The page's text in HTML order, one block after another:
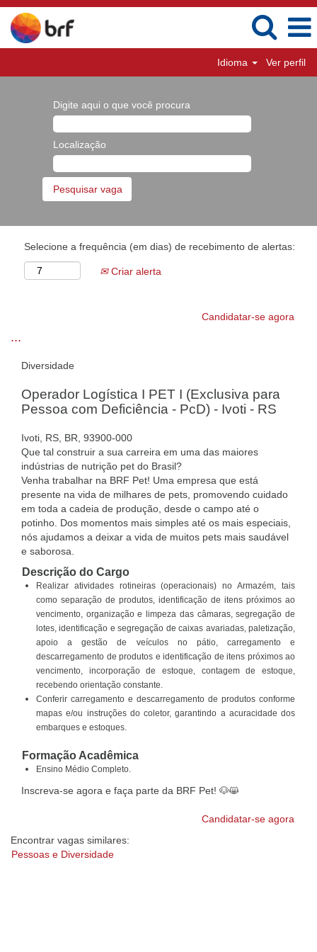
Idioma Ver perfil
Digite aqui o que você procura
Localização
Selecione a frequência (em dias) de recebimento de alertas:
Criar alerta
Candidatar-se agora
...
Diversidade
Operador Logística I PET I (Exclusiva para
Pessoa com Deficiência - PcD) - Ivoti - RS
Ivoti, RS, BR, 93900-000
Que tal construir a sua carreira em uma das maiores
indústrias de nutrição pet do Brasil?
Venha trabalhar na BRF Pet! Uma empresa que está
presente na vida de milhares de pets, promovendo cuidado
em toda a cadeia de produção, desde o campo até o
potinho. Dos momentos mais simples até os mais especiais,
nós ajudamos a deixar a vida de muitos pets mais saudável
e saborosa.
Descrição do Cargo
Realizar atividades rotineiras (operacionais) no Armazém, tais
como separação de produtos, identificação de itens próximos ao
vencimento, organização e limpeza das câmaras, segregação de
lotes, identificação e segregação de caixas avariadas, paletização,
apoio a gestão de veículos no pátio, carregamento e
descarregamento de produtos e identificação de itens próximos ao
vencimento, incorporação de estoque, contagem de estoque,
recebendo orientação constante.
Conferir carregamento e descarregamento de produtos conforme
mapas e/ou instruções do coletor, garantindo a acuracidade dos
embarques e estoques.
Formação Acadêmica
Ensino Médio Completo.
Inscreva-se agora e faça parte da BRF Pet! 🐶😸
Candidatar-se agora
Encontrar vagas similares:
Pessoas e Diversidade